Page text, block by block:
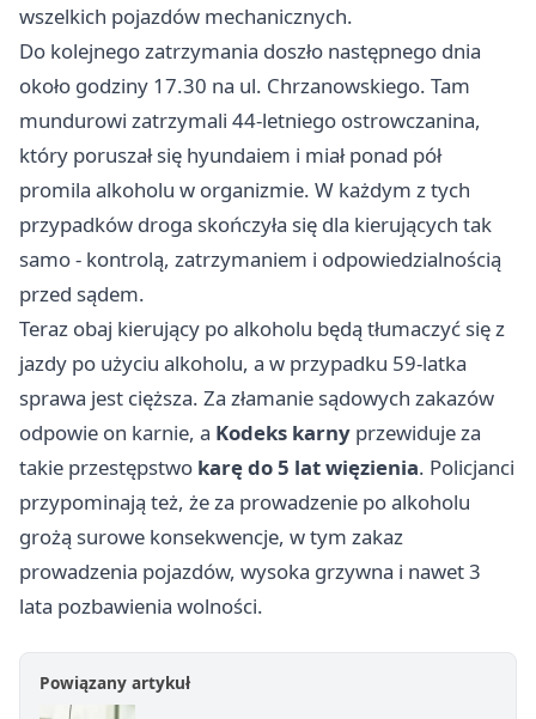
wszelkich pojazdów mechanicznych.
Do kolejnego zatrzymania doszło następnego dnia
około godziny 17.30 na ul. Chrzanowskiego. Tam
mundurowi zatrzymali 44-letniego ostrowczanina,
który poruszał się hyundaiem i miał ponad pół
promila alkoholu w organizmie. W każdym z tych
przypadków droga skończyła się dla kierujących tak
samo - kontrolą, zatrzymaniem i odpowiedzialnością
przed sądem.
Teraz obaj kierujący po alkoholu będą tłumaczyć się z
jazdy po użyciu alkoholu, a w przypadku 59-latka
sprawa jest cięższa. Za złamanie sądowych zakazów
odpowie on karnie, a Kodeks karny przewiduje za
takie przestępstwo karę do 5 lat więzienia. Policjanci
przypominają też, że za prowadzenie po alkoholu
grożą surowe konsekwencje, w tym zakaz
prowadzenia pojazdów, wysoka grzywna i nawet 3
lata pozbawienia wolności.
Powiązany artykuł